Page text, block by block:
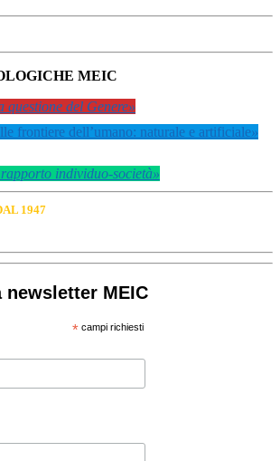
MEIC
questione del Genere»
frontiere dell’umano: naturale e artificiale»
individuo-società»
1947
MEIC
*campi richiesti